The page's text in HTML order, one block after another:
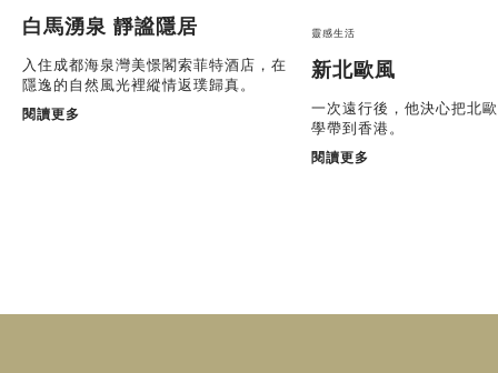
白馬湧泉 靜謐隱居
入住成都海泉灣美憬閣索菲特酒店，在
隱逸的自然風光裡縱情返璞歸真。
閱讀更多
靈感生活
新北歐風
一次遠行後，他決心把北
學帶到香港。
閱讀更多